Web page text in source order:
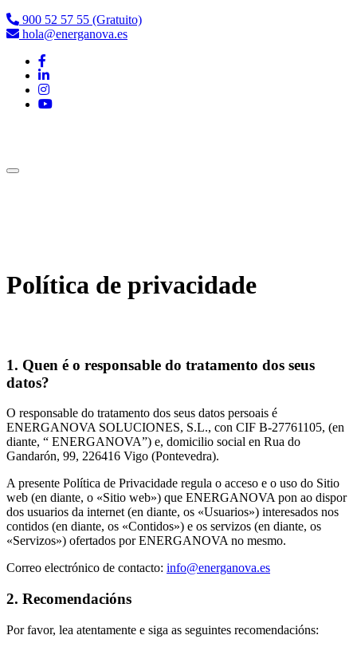
900 52 57 55 (Gratuito)
hola@energanova.es
Política de privacidade
1. Quen é o responsable do tratamento dos seus
datos?
O responsable do tratamento dos seus datos persoais é
ENERGANOVA SOLUCIONES, S.L., con CIF B-27761105, (en
diante, “ ENERGANOVA”) e, domicilio social en Rua do
Gandarón, 99, 226416 Vigo (Pontevedra).
A presente Política de Privacidade regula o acceso e o uso do Sitio
web (en diante, o «Sitio web») que ENERGANOVA pon ao dispor
dos usuarios da internet (en diante, os «Usuarios») interesados nos
contidos (en diante, os «Contidos») e os servizos (en diante, os
«Servizos») ofertados por ENERGANOVA no mesmo.
Correo electrónico de contacto: info@energanova.es
2. Recomendacións
Por favor, lea atentamente e siga as seguintes recomendacións: